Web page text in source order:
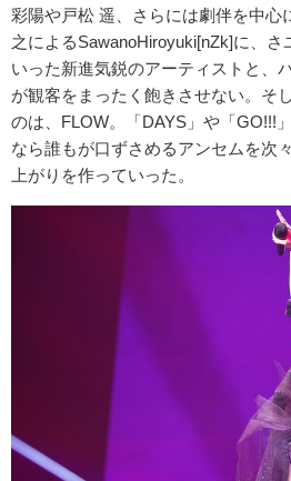
彩陽や戸松 遥、さらには劇伴を中心
之によるSawanoHiroyuki[nZk]に、さ
いった新進気鋭のアーティストと、
が観客をまったく飽きさせない。そ
のは、FLOW。「DAYS」や「GO!!!
なら誰もが口ずさめるアンセムを次
上がりを作っていった。